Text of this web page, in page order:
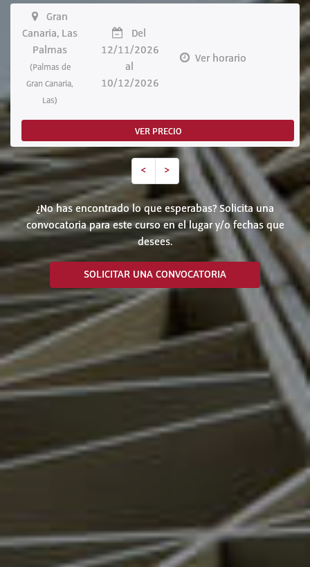
Gran
Canaria, Las
Palmas
(Palmas de
Gran Canaria,
Las)
Del
12/11/2026
al
10/12/2026
Ver horario
VER PRECIO
< >
¿No has encontrado lo que esperabas? Solicita una
convocatoria para este curso en el lugar y/o fechas que
desees.
SOLICITAR UNA CONVOCATORIA